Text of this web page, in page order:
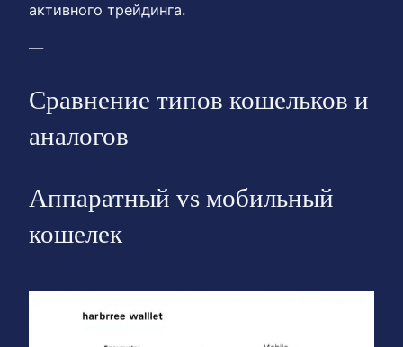
активного трейдинга.
—
Сравнение типов кошельков и
аналогов
Аппаратный vs мобильный
кошелек